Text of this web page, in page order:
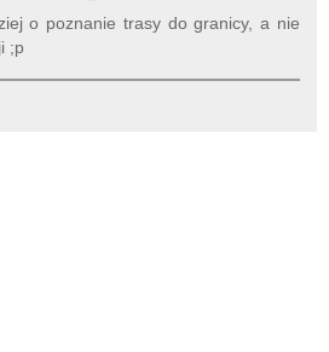
o poznanie trasy do granicy, a nie
;p